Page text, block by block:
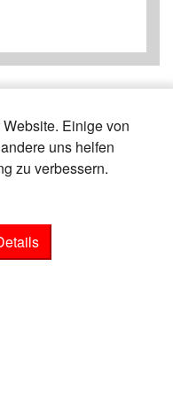
Einige von
uns helfen
zu verbessern.
18 19
20